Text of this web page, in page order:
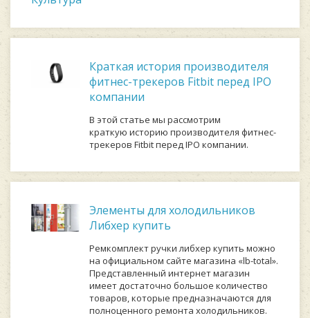
Краткая история производителя
фитнес-трекеров Fitbit перед IPO
компании
В этой статье мы рассмотрим
краткую историю производителя фитнес-
трекеров Fitbit перед IPO компании.
Элементы для холодильников
Либхер купить
Ремкомплект ручки либхер купить можно
на официальном сайте магазина «lb-total».
Представленный интернет магазин
имеет достаточно большое количество
товаров, которые предназначаются для
полноценного ремонта холодильников.